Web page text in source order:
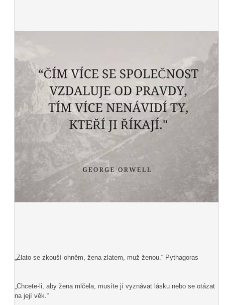
„Zlato se zkouší ohněm, žena zlatem, muž ženou.“ Pythagoras
„Chcete-li, aby žena mlčela, musíte jí vyznávat lásku nebo se otázat
na její věk.“